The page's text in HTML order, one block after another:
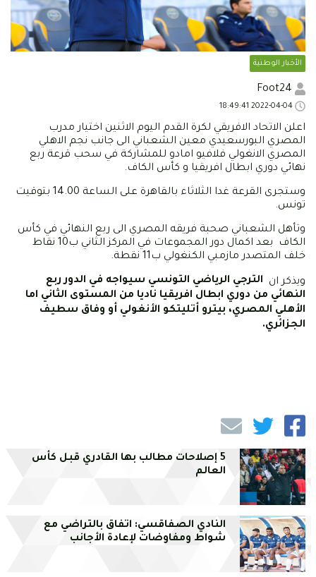
الأخبار الوطنية
اعلن الاتحاد الافريقي لكرة القدم اليوم الاثنين اختيار مدرب
المصري البورسعيدي معين الشعباني الى جانب نجم الاهلي
المصري الانغولي فلافيو امادو للمشاركة في سحب قرعة ربع
نهائي دوري ابطال افريقيا و كأس الكاف.
وستجرى القرعة غدا الثلاثاء بالقاهرة على الساعة 14.00 بتوقيت
تونس.
وتأهل الشعباني صحبة فريقه المصري الى ربع النهائي في كأس
الكاف بعد اكمال دور المجموعات في المركز الثاني ب10 نقاط
خلف المتصدر مازمبي الكنغولي ب11 نقطة.
ويذكر ان
الترجي الرياضي التونسي سيواجه في الدور ربع
النهائي من دوري ابطال افريقيا ناديا من المستوى الثاني اما
الأهلي المصري، بيترو أتليتكو الأنغولي أو وفاق سطيف
الجزائري.
5 إصلاحات مطالب بها القادري قبل كأس
العالم
النادي الصفاقسي: اتفاق بالتراضي مع
شواط ومفاوضات لإعادة الأجانب